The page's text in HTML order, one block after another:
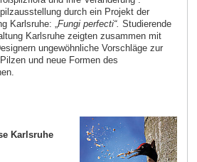
durch ein Projekt der
Karlsruhe: „ Fungi perfecti“. Studierende
Karlsruhe zeigten zusammen mit
ungewöhnliche Vorschläge zur
und neue Formen des
Karlsruhe